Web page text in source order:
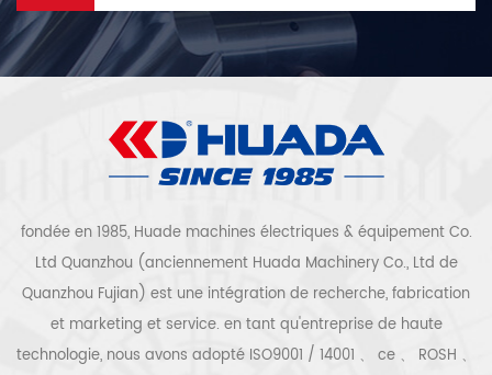
fondée en 1985, Huade machines électriques & équipement Co.
Ltd Quanzhou (anciennement Huada Machinery Co., Ltd de
Quanzhou Fujian) est une intégration de recherche, fabrication
et marketing et service. en tant qu'entreprise de haute
technologie, nous avons adopté ISO9001 / 14001 、 ce 、 ROSH 、